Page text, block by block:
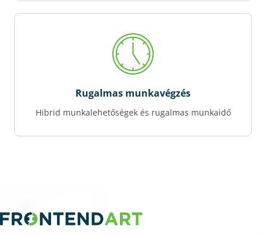
Rugalmas munkavégzés
Hibrid munkalehetőségek és rugalmas munkaidő